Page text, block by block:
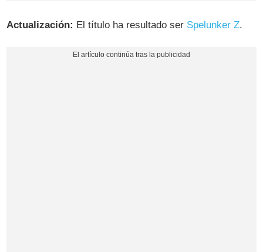
Actualización: El título ha resultado ser Spelunker Z.